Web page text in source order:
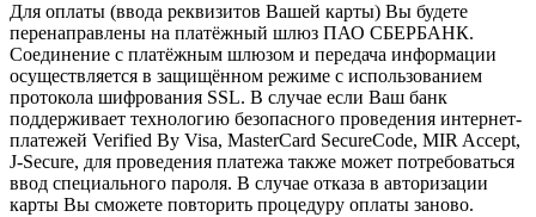
Для оплаты (ввода реквизитов Вашей карты) Вы будете
перенаправлены на платёжный шлюз ПАО СБЕРБАНК.
Соединение с платёжным шлюзом и передача информации
осуществляется в защищённом режиме с использованием
протокола шифрования SSL. В случае если Ваш банк
поддерживает технологию безопасного проведения интернет-
платежей Verified By Visa, MasterCard SecureCode, MIR Accept,
J-Secure, для проведения платежа также может потребоваться
ввод специального пароля. В случае отказа в авторизации
карты Вы сможете повторить процедуру оплаты заново.